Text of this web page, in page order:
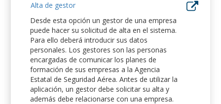
Alta de gestor
Desde esta opción un gestor de una empresa
puede hacer su solicitud de alta en el sistema.
Para ello deberá introducir sus datos
personales. Los gestores son las personas
encargadas de comunicar los planes de
formación de sus empresas a la Agencia
Estatal de Seguridad Aérea. Antes de utilizar la
aplicación, un gestor debe solicitar su alta y
además debe relacionarse con una empresa.